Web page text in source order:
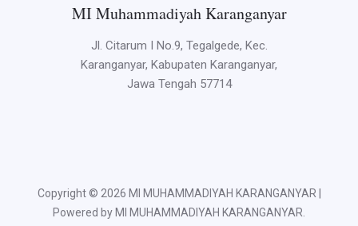
MI Muhammadiyah Karanganyar
Jl. Citarum I No.9, Tegalgede, Kec.
Karanganyar, Kabupaten Karanganyar,
Jawa Tengah 57714
Copyright © 2026 MI MUHAMMADIYAH KARANGANYAR |
Powered by MI MUHAMMADIYAH KARANGANYAR.